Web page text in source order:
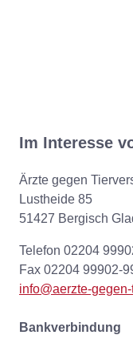
Im Interesse
Ärzte gegen
Lustheide 85
51427 Bergisch
Telefon 02204
Fax 02204 99902-
info@aerzte-
Bankverbindung